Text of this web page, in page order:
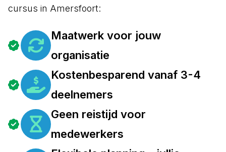
cursus in Amersfoort:
Maatwerk voor jouw
organisatie
Kostenbesparend vanaf 3-4
deelnemers
Geen reistijd voor
medewerkers